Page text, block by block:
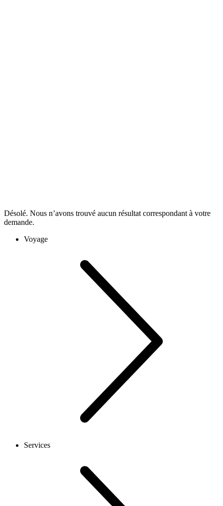
Désolé. Nous n’avons trouvé aucun résultat correspondant à votre
demande.
Voyage
Services